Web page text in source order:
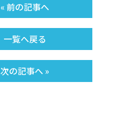
« 前の記事へ
一覧へ戻る
次の記事へ »